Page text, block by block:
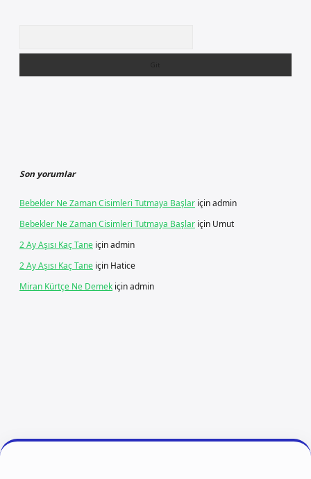
Son yorumlar
Bebekler Ne Zaman Cisimleri Tutmaya Başlar içinadmin
Bebekler Ne Zaman Cisimleri Tutmaya Başlar için Umut
2 Ay Aşısı Kaç Tane içinadmin
2 Ay Aşısı Kaç Tane için Hatice
Miran Kürtçe Ne Demek içinadmin
ilbet girişvdcasino girişbetexper